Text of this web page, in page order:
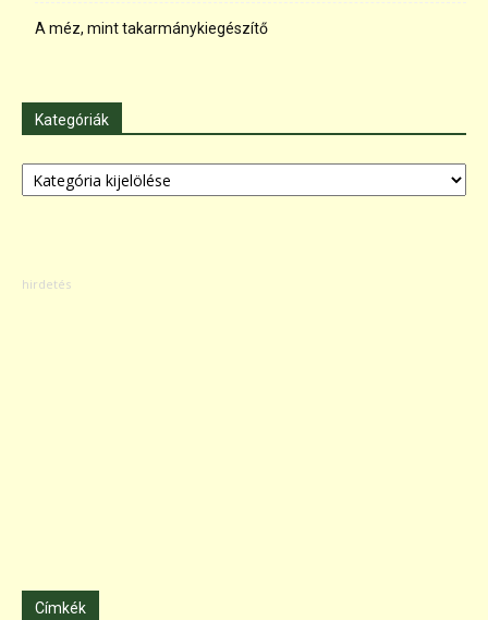
A méz, mint takarmánykiegészítő
Kategóriák
Kategóriák
Címkék